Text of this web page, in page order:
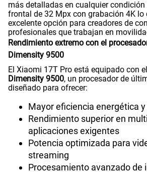
más detalladas en cualquier
frontal de 32 Mpx con grabación 4K lo
excelente opción para creadores de
profesionales que trabajan en
Rendimiento extremo con el
Dimensity 9500
El Xiaomi 17T Pro está equipado con
Dimensity 9500, un procesador de
diseñado para ofrecer:
Mayor eficiencia energética
Rendimiento superior en
aplicaciones exigentes
Potencia optimizada para
streaming
Procesamiento avanzado de